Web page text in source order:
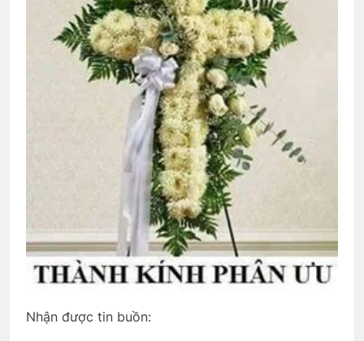
CTBCTY Tập II chương 15
3 Years Ago
Thư Kêu Gọi Yểm Trợ Đa Hiệu 128
2 Years Ago
Đêm tiền đồn
2 Years Ago
Nơi đầu đời dạy tôi yêu Tổ Quốc
Nhận được tin buồn: